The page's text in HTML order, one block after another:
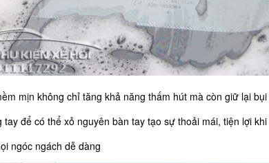
mịn không chỉ tăng khả năng thấm hút mà còn giữ lại
tay để có thể xỏ nguyên bàn tay tạo sự thoải mái, tiện lợi
ngóc ngách dễ dàng